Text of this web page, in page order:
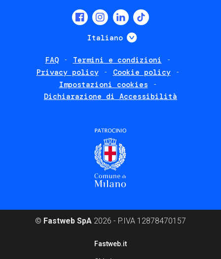
Italiano Mostra ulteriori
FAQ
Termini e condizioni
Privacy policy
Cookie policy
Impostazioni cookies
Dichiarazione di Accessibilità
© Fastweb SpA 2026 - P.IVA 12878470157
Fastweb.it